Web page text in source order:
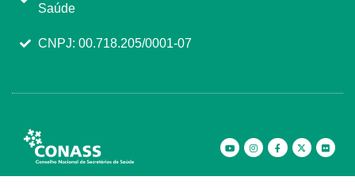
Saúde
CNPJ: 00.718.205/0001-07